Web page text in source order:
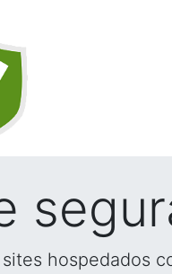
hospedados